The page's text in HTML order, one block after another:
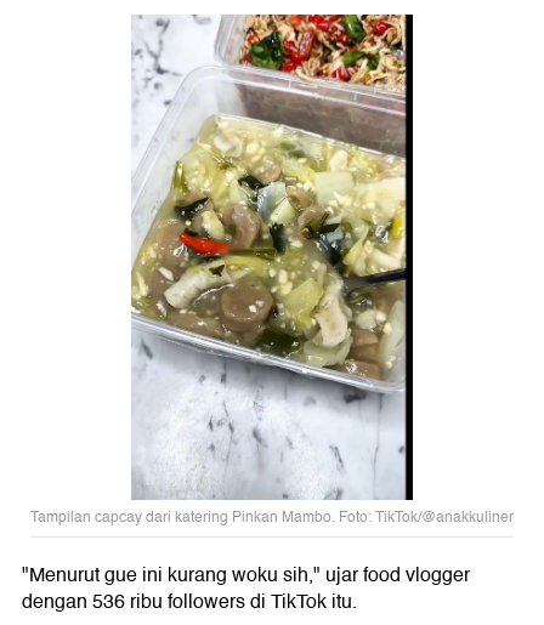
Tampilan capcay dari katering Pinkan Mambo. Foto: TikTok/@anakkuliner
"Menurut gue ini kurang woku sih," ujar food vlogger
dengan 536 ribu followers di TikTok itu.